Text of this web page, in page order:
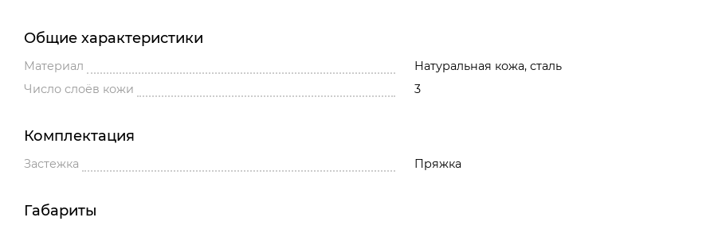
Общие характеристики
Материал
Натуральная кожа, сталь
Число слоёв кожи
3
Комплектация
Застежка Пряжка
Габариты